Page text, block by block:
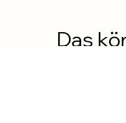
Das